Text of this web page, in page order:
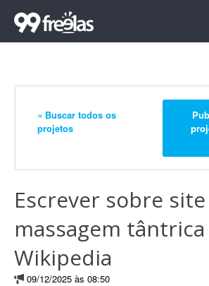
« Buscar todos os
projetos
Escrever sobre
massagem tântrica
Wikipedia
09/12/2025 às 08:50